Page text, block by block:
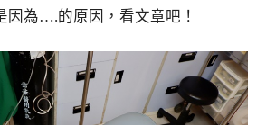
因為….的原因，看文章吧！